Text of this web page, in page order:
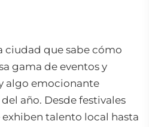
ciudad que sabe cómo
gama de eventos y
algo emocionante
año. Desde festivales
talento local hasta